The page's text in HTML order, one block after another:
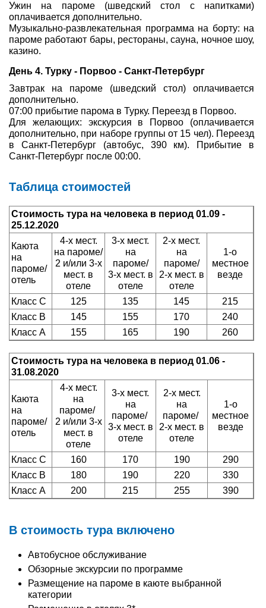
Ужин на пароме (шведский стол с напитками)
оплачивается дополнительно.
Музыкально-развлекательная программа на борту: на
пароме работают бары, рестораны, сауна, ночное шоу,
казино.
День 4. Турку - Порвоо - Санкт-Петербург
Завтрак на пароме (шведский стол) оплачивается
дополнительно.
07:00 прибытие парома в Турку. Переезд в Порвоо.
Для желающих: экскурсия в Порвоо (оплачивается
дополнительно, при наборе группы от 15 чел). Переезд
в Санкт-Петербург (автобус, 390 км). Прибытие в
Санкт-Петербург после 00:00.
Таблица стоимостей
Стоимость тура на человека в период 01.09 -
25.12.2020
Каюта
на
пароме/
отель
4-х мест.
на пароме/
2 и/или 3-х
мест. в
отеле
3-х мест.
на
пароме/
3-х мест. в
отеле
2-х мест.
на
пароме/
2-х мест. в
отеле
1-о
местное
везде
Класс С 125 135 145
215
Класс B
145 155 170
240
Класс A
155 165 190 260
Стоимость тура на человека в период 01.06 -
31.08.2020
Каюта
на
пароме/
отель
4-х мест.
на
пароме/
2 и/или 3-х
мест. в
отеле
3-х мест.
на
пароме/
3-х мест. в
отеле
2-х мест.
на
пароме/
2-х мест. в
отеле
1-о
местное
везде
Класс С 160 170 190
290
Класс B
180 190 220
330
Класс A
200 215 255 390
В стоимость тура включено
Автобусное обслуживание
Обзорные экскурсии по программе
Размещение на пароме в каюте выбранной
категории